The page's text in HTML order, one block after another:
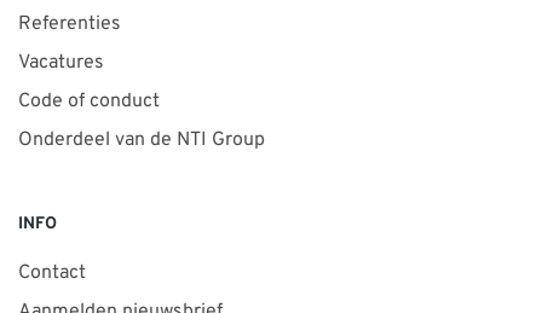
Referenties
Vacatures
Code of conduct
Onderdeel van de NTI Group
INFO
Contact